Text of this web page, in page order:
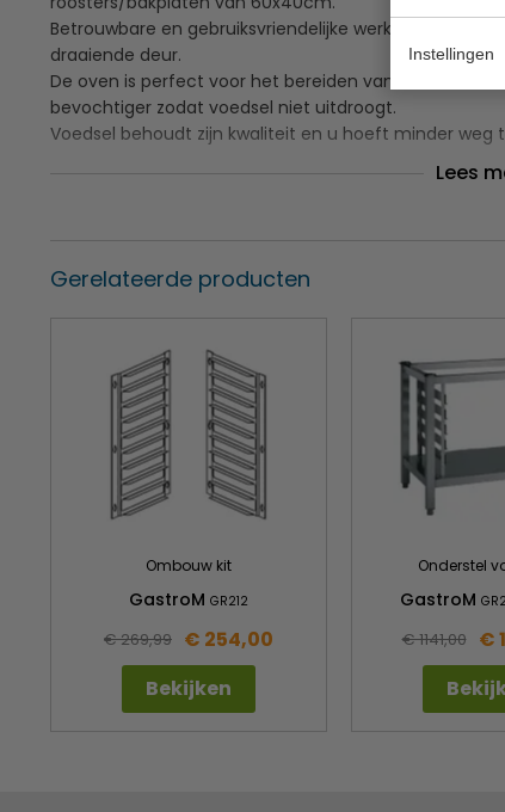
Instellingen
Betrouwbare en gebruiksvriendelijke werking en
draaiende deur.
De oven is perfect voor het bereiden van veel
bevochtiger zodat voedsel niet uitdroogt.
Voedsel behoudt zijn kwaliteit en u hoeft minder weg
Te veranderen naar GN 1/1 afmeting
Optie: extra roosters, ombouwkit, onderstel.
Lees
Gerelateerde producten
Ombouw kit
GastroM GR212
€ 269,99 € 254,00
Bekijken
Onderstel
GastroM
€ 1141,00
€